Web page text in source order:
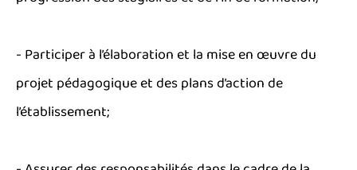
- Participer à l’élaboration et la mise en œuvre du
projet pédagogique et des plans d’action de
l’établissement;